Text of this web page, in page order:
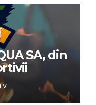
SA, din
„Prima